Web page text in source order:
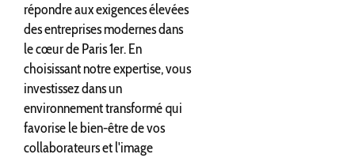
répondre aux exigences élevées
des entreprises modernes dans
le cœur de Paris 1er. En
choisissant notre expertise, vous
investissez dans un
environnement transformé qui
favorise le bien-être de vos
collaborateurs et l'image